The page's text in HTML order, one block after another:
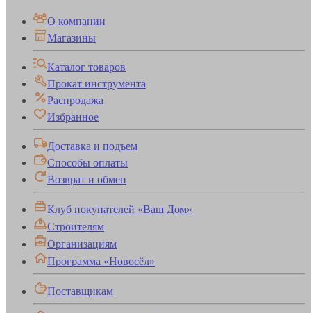
О компании
Магазины
Каталог товаров
Прокат инструмента
Распродажа
Избранное
Доставка и подъем
Способы оплаты
Возврат и обмен
Клуб покупателей «Ваш Дом»
Строителям
Организациям
Программа «Новосёл»
Поставщикам